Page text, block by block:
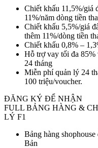
Chiết khấu 11,5%/giá
11%/năm dòng tiền
Chiết khấu 5,5%/giá
thêm 11%/dòng tiền
Chiết khấu 0,8% –
Hỗ trợ vay tối đa 85%
24 tháng
Miễn phí quản lý 24
100 triệu/voucher.
ĐĂNG KÝ ĐỂ NHẬN
FULL BẢNG HÀNG &
LÝ F1
Bảng hàng
Bản